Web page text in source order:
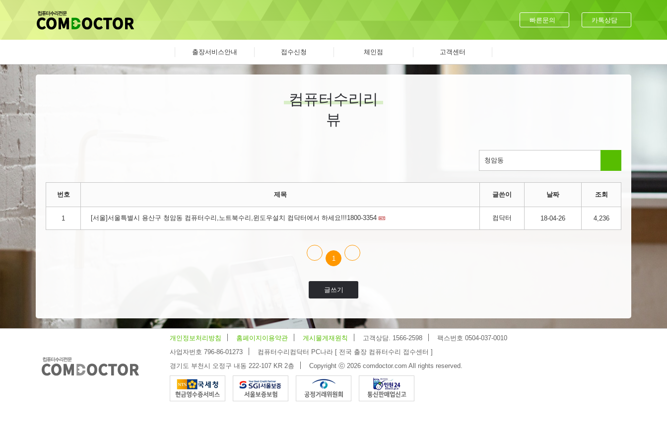
빠른문의 카톡상담
출장서비스안내 접수신청 체인점 고객센터
컴퓨터수리리
뷰
번호 제목 글쓴이 날짜 조회
1 [서울]서울특별시 용산구 청암동 컴퓨터수리,노트북수리,윈도우설치 컴닥터에서 하세요!!!1800-3354 컴닥터 18-04-26 4,236
1
글쓰기
개인정보처리방침 홈페이지이용약관 게시물게재원칙 고객상담. 1566-2598
팩스번호 0504-037-0010
사업자번호 796-86-01273
컴퓨터수리컴닥터 PC나라 [ 전국 출장 컴퓨터수리 접수센터 ]
경기도 부천시 오정구 내동 222-107 KR 2층
Copyright ⓒ 2026 comdoctor.com All rights reserved.